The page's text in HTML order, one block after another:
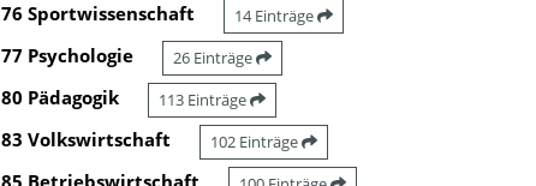
76 Sportwissenschaft 14 Einträge
77 Psychologie 26 Einträge
80 Pädagogik 113 Einträge
83 Volkswirtschaft 102 Einträge
85 Betriebswirtschaft